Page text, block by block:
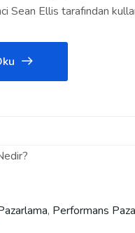
Sean Ellis tarafından
, Performans